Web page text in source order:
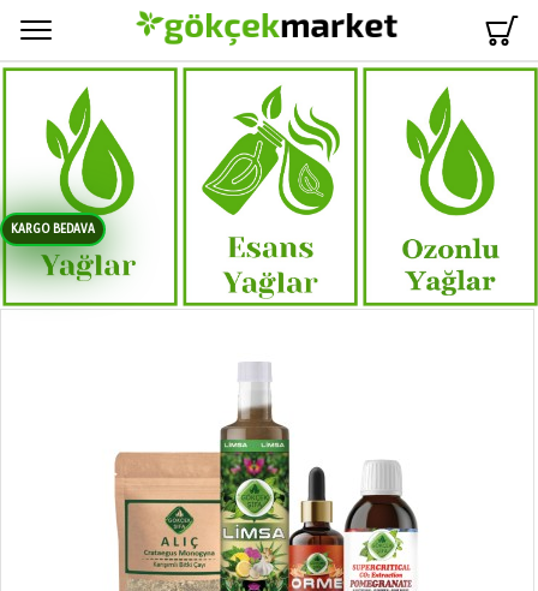
KARGO BEDAVA